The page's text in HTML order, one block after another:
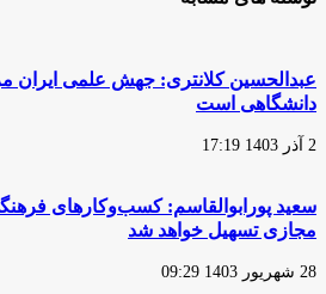
عبدالحسین کلانتری: جهش علمی ایران
دانشگاهی است
2 آذر 1403 17:19
سعید پورابوالقاسم: کسب‌وکارهای
مجازی تسهیل خواهد شد
28 شهریور 1403 09:29